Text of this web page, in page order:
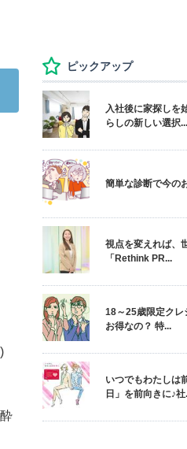
ピックアップ
入社後に家探しを
らしの新しい選択...
簡単な診断で今の
視点を変えれば、
「Rethink PR...
18～25歳限定クレ
お得なの？ 特...
いつでもわたしは
日」を前向きに♪社